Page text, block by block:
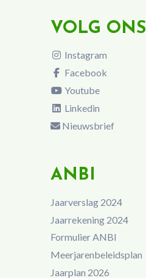
VOLG ONS
Instagram
Facebook
Youtube
Linkedin
Nieuwsbrief
ANBI
Jaarverslag 2024
Jaarrekening 2024
Formulier ANBI
Meerjarenbeleidsplan
Jaarplan 2026